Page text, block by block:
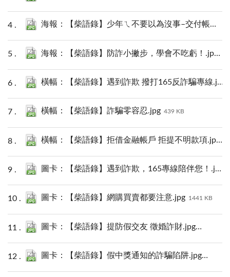
海報：【柴語錄】少年ㄟ不要以為沒事–交付帳戶的行政責任.jpg
海報：【柴語錄】防詐小撇步，學會不吃虧！.jpg
橫幅：【柴語錄】遇到詐欺 撥打165反詐騙專線.jpg
橫幅：【柴語錄】詐騙零容忍.jpg 439 KB
橫幅：【柴語錄】拒借金融帳戶 拒提不明款項.jpg
圖卡：【柴語錄】遇到詐欺，165專線陪伴您！.jpg
圖卡：【柴語錄】網購買賣都要注意.jpg 1441 KB
圖卡：【柴語錄】提防假交友 徵婚詐財.jpg 1434 KB
圖卡：【柴語錄】假中獎通知的詐騙陷阱.jpg 1627 KB